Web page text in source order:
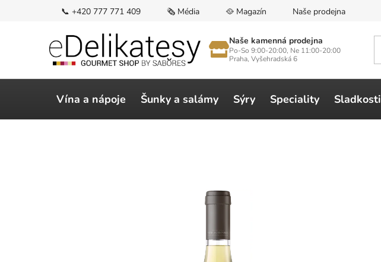
📞 +420 777 771 409 🗞️ Média 🥘 Magazín Naše prodejna
Naše kamenná prodejna
Po-So 9:00-20:00, Ne 11:00-20:00
Praha, Vyšehradská 6
Vína a nápoje Šunky a salámy Sýry Speciality Sladkosti